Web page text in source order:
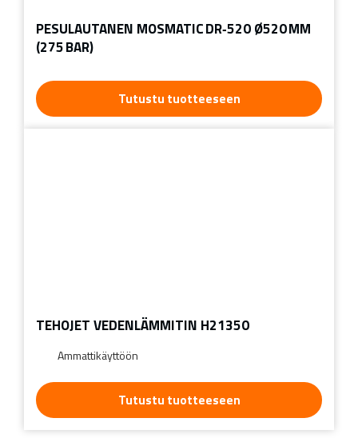
PESULAUTANEN MOSMATIC DR‑520 Ø520 MM
(275 BAR)
Tutustu tuotteeseen
TEHOJET VEDENLÄMMITIN H21350
Ammattikäyttöön
Tutustu tuotteeseen